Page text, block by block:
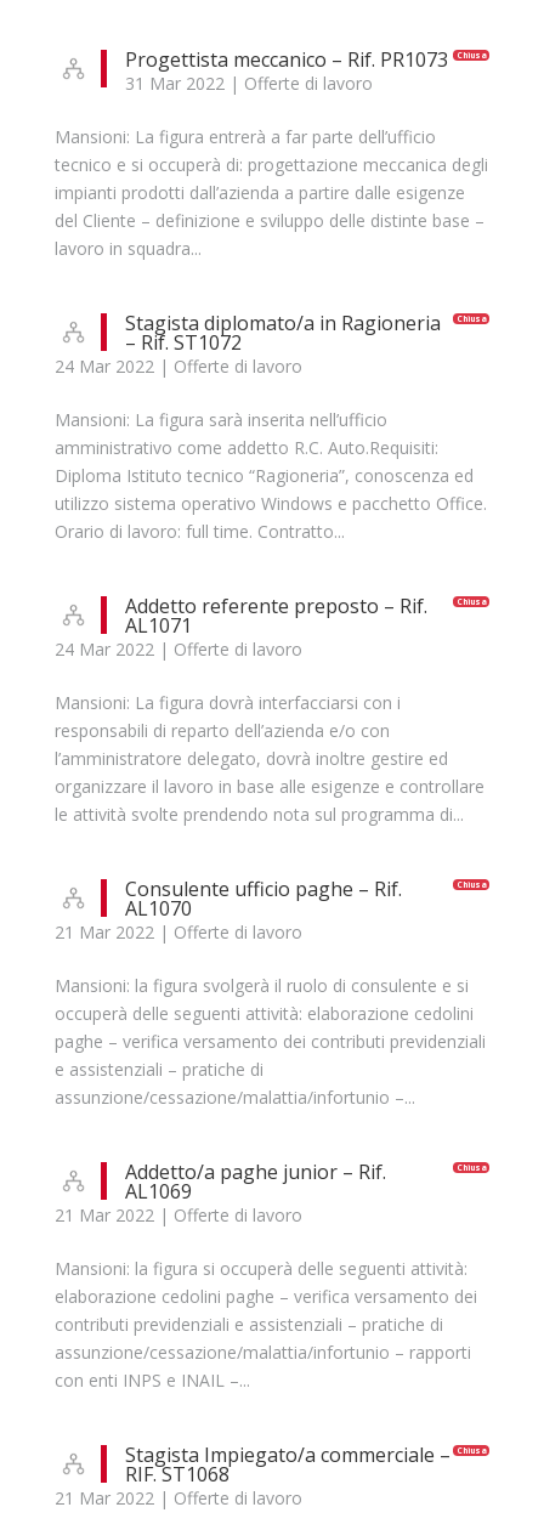
Chiusa
Progettista meccanico – Rif. PR1073
31 Mar 2022| Offerte di lavoro
Mansioni: La figura entrerà a far parte dell’ufficio
tecnico e si occuperà di: progettazione meccanica degli
impianti prodotti dall’azienda a partire dalle esigenze
del Cliente – definizione e sviluppo delle distinte base –
lavoro in squadra...
Chiusa
Stagista diplomato/a in Ragioneria
– Rif. ST1072
24 Mar 2022| Offerte di lavoro
Mansioni: La figura sarà inserita nell’ufficio
amministrativo come addetto R.C. Auto.Requisiti:
Diploma Istituto tecnico “Ragioneria”, conoscenza ed
utilizzo sistema operativo Windows e pacchetto Office.
Orario di lavoro: full time. Contratto...
Chiusa
Addetto referente preposto – Rif.
AL1071
24 Mar 2022| Offerte di lavoro
Mansioni: La figura dovrà interfacciarsi con i
responsabili di reparto dell’azienda e/o con
l’amministratore delegato, dovrà inoltre gestire ed
organizzare il lavoro in base alle esigenze e controllare
le attività svolte prendendo nota sul programma di...
Chiusa
Consulente ufficio paghe – Rif.
AL1070
21 Mar 2022| Offerte di lavoro
Mansioni: la figura svolgerà il ruolo di consulente e si
occuperà delle seguenti attività: elaborazione cedolini
paghe – verifica versamento dei contributi previdenziali
e assistenziali – pratiche di
assunzione/cessazione/malattia/infortunio –...
Chiusa
Addetto/a paghe junior – Rif.
AL1069
21 Mar 2022| Offerte di lavoro
Mansioni: la figura si occuperà delle seguenti attività:
elaborazione cedolini paghe – verifica versamento dei
contributi previdenziali e assistenziali – pratiche di
assunzione/cessazione/malattia/infortunio – rapporti
con enti INPS e INAIL –...
Chiusa
Stagista Impiegato/a commerciale –
RIF. ST1068
21 Mar 2022| Offerte di lavoro